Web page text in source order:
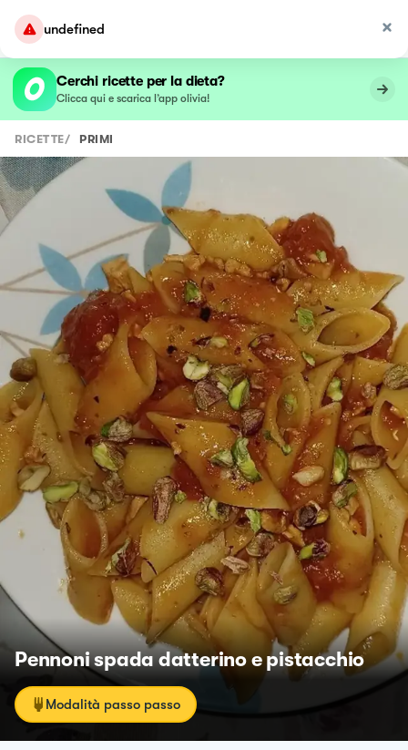
undefined
Cerchi ricette per la dieta?
Clicca qui e scarica l’app olivia!
RICETTE/ PRIMI
Pennoni spada datterino e pistacchio
Modalità passo passo